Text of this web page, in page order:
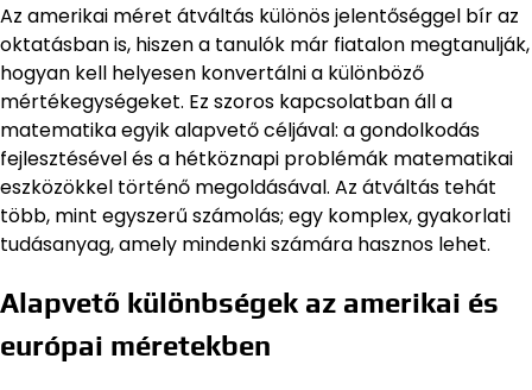
Az amerikai méret átváltás különös jelentőséggel bír az
oktatásban is, hiszen a tanulók már fiatalon megtanulják,
hogyan kell helyesen konvertálni a különböző
mértékegységeket. Ez szoros kapcsolatban áll a
matematika egyik alapvető céljával: a gondolkodás
fejlesztésével és a hétköznapi problémák matematikai
eszközökkel történő megoldásával. Az átváltás tehát
több, mint egyszerű számolás; egy komplex, gyakorlati
tudásanyag, amely mindenki számára hasznos lehet.
Alapvető különbségek az amerikai és
európai méretekben